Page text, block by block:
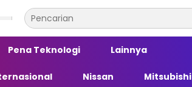
Pena Teknologi Lainnya
Nissan Mitsubishi